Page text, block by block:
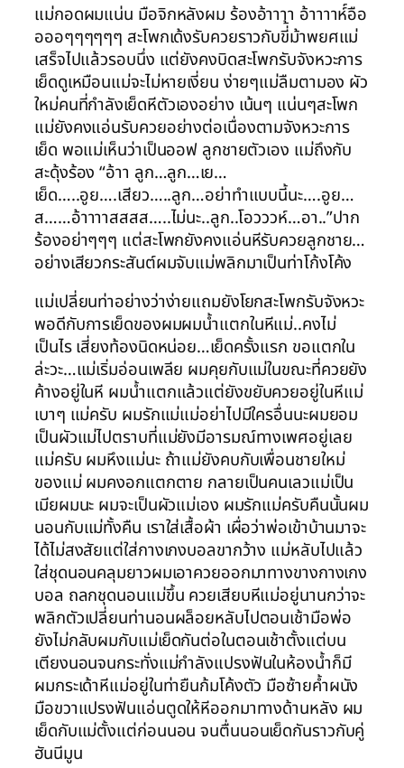
แม่กอดผมแน่น มือจิกหลังผม ร้องอ้าาาา อ้าาาาห์์อือ
อออๆๆๆๆๆๆ สะโพกเด้งรับควยราวกับขี่้ม้าพยศแม่
เสร็จไปแล้วรอบนึ่ง แต่ยังคงบิดสะโพกรับจังหวะการ
เย็ดดูเหมือนแม่จะไม่หายเงี่ยน ง่ายๆแม่ลืมตามอง ผัว
ใหม่คนที่กำลังเย็ดหีตัวเองอย่าง เน้นๆ แน่นๆสะโพก
แม่ยังคงแอ่นรับควยอย่างต่อเนื่องตามจังหวะการ
เย็ด พอแม่เห็นว่าเป็นออฟ ลูกชายตัวเอง แม่ถึงกับ
สะดุ้งร้อง “อ้าา ลูก…ลูก…เย…
เย็ด…..อูย….เสียว…..ลูก…อย่าทำแบบนี้นะ….อูย…
ส……อ้าาาาสสสส…..ไม่นะ..ลูก..โอวววห์…อา..”ปาก
ร้องอย่าๆๆๆ แต่สะโพกยังคงแอ่นหีรับควยลูกชาย…
อย่างเสียวกระสันต์ผมจับแม่พลิกมาเป็นท่าโก้งโค้ง
แม่เปลี่ยนท่าอย่างว่าง่ายแถมยังโยกสะโพกรับจังหวะ
พอดีกับการเย็ดของผมผมน้ำแตกในหีแม่..คงไม่
เป็นไร เสี่ยงท้องนิดหน่อย…เย็ดครั้งแรก ขอแตกใน
ล่ะวะ…แม่เริ่มอ่อนเพลีย ผมคุยกับแม่ในขณะที่ควยยัง
ค้างอยู่ในหี ผมน้ำแตกแล้วแต่ยังขยับควยอยู่ในหีแม่
เบาๆ แม่ครับ ผมรักแม่แม่อย่าไปมีใครอื่นนะผมยอม
เป็นผัวแม่ไปตราบที่แม่ยังมีอารมณ์ทางเพศอยู่เลย
แม่ครับ ผมหึงแม่นะ ถ้าแม่ยังคบกับเพื่อนชายใหม่
ของแม่ ผมคงอกแตกตาย กลายเป็นคนเลวแม่เป็น
เมียผมนะ ผมจะเป็นผัวแม่เอง ผมรักแม่ครับคืนนั้นผม
นอนกับแม่ทั้งคืน เราใส่เสื้อผ้า เผื่อว่าพ่อเข้าบ้านมาจะ
ได้ไม่สงสัยแต่ใส่กางเกงบอลขากว้าง แม่หลับไปแล้ว
ใส่ชุดนอนคลุมยาวผมเอาควยออกมาทางขางกางเกง
บอล ถลกชุดนอนแม่ขึ้น ควยเสียบหีแม่อยู่นานกว่าจะ
พลิกตัวเปลี่ยนท่านอนผล็อยหลับไปตอนเช้ามือพ่อ
ยังไม่กลับผมกับแม่เย็ดกันต่อในตอนเช้าตั้งแต่บน
เตียงนอนจนกระทั่งแม่กำลังแปรงฟันในห้องน้ำก็มี
ผมกระเด้าหีแม่อยู่ในท่ายืนก้มโค้งตัว มือซ้ายค้ำผนัง
มือขวาแปรงฟันแอ่นตูดให้หีออกมาทางด้านหลัง ผม
เย็ดกับแม่ตั้งแต่ก่อนนอน จนตื่นนอนเย็ดกันราวกับคู่
ฮันนีมูน